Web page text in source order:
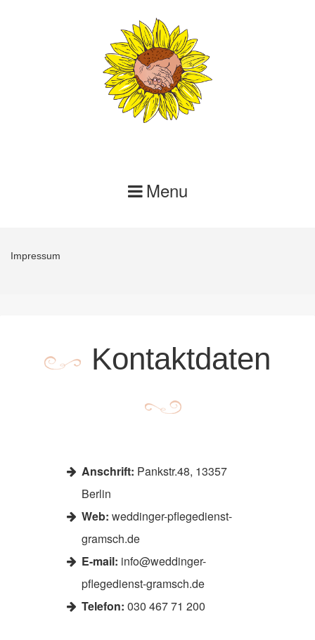
Menu
Impressum
Kontaktdaten
Anschrift: Pankstr.48, 13357
Berlin
Web: weddinger-pflegedienst-
gramsch.de
E-mail: info@weddinger-
pflegedienst-gramsch.de
Telefon: 030 467 71 200